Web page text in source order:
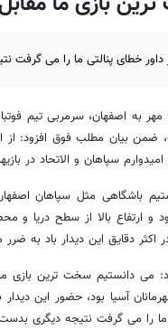
خطای پنالتی ما را می گرفت
مهر به اصفهان، سرمربی تیم
بیان مطلب فوق افزود: از
سپاهان و الاتحاد در
باشگاهی مثل سپاهان
نبود و ارتفاع بالا از سطح
اکثر دقایق این دیدار باد به ضرر
می دانستیم سخت ترین بازی ما
آسیا بود، حضور این
ما را می گرفت نتیجه دیگری